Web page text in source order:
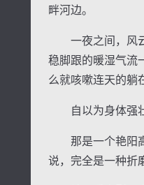
畔河边。
一夜之间，风云
稳脚跟的暖湿气流
么就咳嗽连天的躺
自以为身体强壮
那是一个艳阳高
说，完全是一种折